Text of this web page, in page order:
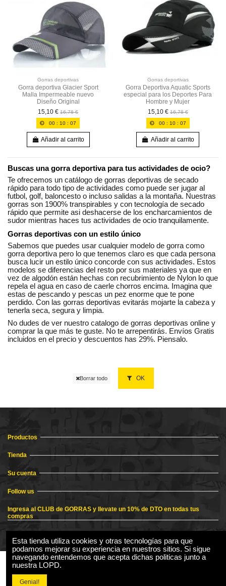
Gorras deportivas
Gorra deportiva Glacier Sport
Malla Impermeable nuevo
Diseño Original
15,10 € 16,78 €
00 : 10 :07
Añadir al carrito
Gorras deportivas
Gorra Deportiva Aquatic Sports
especial para los Deportes Para
Hombre y Mujer
15,10 € 16,78 €
00: 10: 07
Añadir al carrito
Buscas una gorra deportiva para tus actividades de ocio?
Te ofrecemos un catálogo de gorras deportivas de secado
rápido para todo tipo de actividades como puede ser jugar al
futbol, golf, baloncesto o incluso salidas a la montaña. Nuestras
gorras son 1900% transpirables y con tecnología de secado
rápido que permite asi deshacerse de los encharcamientos de
sudor mientras haces tus actividades de ocio tranquilamente.
Gorras deportivas con un estilo único
Sabemos que puedes usar cualquier modelo de gorra como
gorra deportiva pero lo que tenemos claro es que cada persona
busca lucir un estilo único concorde con sus actividades. Estos
modelos se diferencias del resto por sus materiales ya que en
vez de algodón están hechas con recubrimiento de Nylon lo que
repela el agua en caso de caerle chorros encima. Imagina que
estas de pescando y pescas un pez enorme que te pone
perdido. Con las gorras deportivas evitarás mojarte la cabeza y
tenerla seca, segura y limpia.
No dudes de ver nuestro catalogo de gorras deportivas online y
comprar la que más te guste. No te arrepentirás. Envíos Gratis
incluidos en el precio y descuentos has 29%. Piensalo.
Borrar todo OK
Productos
Tienda
Su cuenta
Follow us
Ingresa al CLUB de GORRAS y llevate un 10% de DTO en todas tus
compras
2024 Tienda Online de Gorras - Mejores modelos para todos los
Esta tienda utiliza cookies y otras tecnologías para que
podamos mejorar su experiencia en nuestros sitios. Si sigue
navegando entendemos que acepta dichas politicas junto a
nuestra LOPD.
Genial!